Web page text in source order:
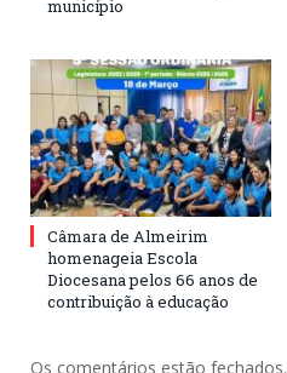
município
Câmara de Almeirim
homenageia Escola
Diocesana pelos 66 anos de
contribuição à educação
Os comentários estão fechados.